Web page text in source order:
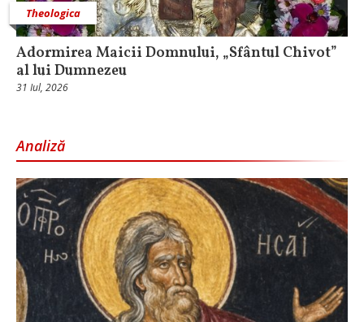
Theologica
Adormirea Maicii Domnului, „Sfântul Chivot”
al lui Dumnezeu
31 Iul, 2026
Analiză